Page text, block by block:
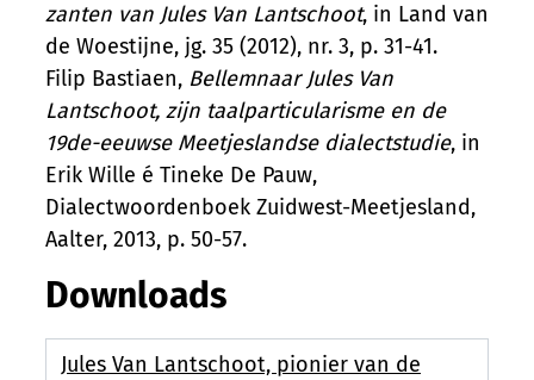
zanten van Jules Van Lantschoot, in Land van
de Woestijne, jg. 35 (2012), nr. 3, p. 31-41.
Filip Bastiaen, Bellemnaar Jules Van
Lantschoot, zijn taalparticularisme en de
19de-eeuwse Meetjeslandse dialectstudie, in
Erik Wille é Tineke De Pauw,
Dialectwoordenboek Zuidwest-Meetjesland,
Aalter, 2013, p. 50-57.
Downloads
Jules Van Lantschoot, pionier van de